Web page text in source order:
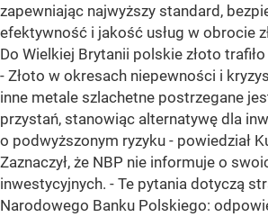
zapewniając najwyższy standard,
efektywność i jakość usług w obrocie
Do Wielkiej Brytanii polskie złoto
- Złoto w okresach niepewności i
inne metale szlachetne postrzegane
przystań, stanowiąc alternatywę dla
o podwyższonym ryzyku - powiedział
Zaznaczył, że NBP nie informuje o
inwestycyjnych. - Te pytania dotyczą
Narodowego Banku Polskiego: